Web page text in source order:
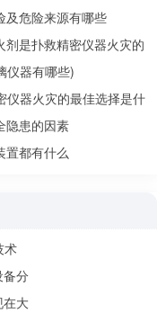
实验室的类型和研究
镜、离心机、PCR
、质谱仪、实时
心机、自动化液处
釜等。这些工具在
合物结构分析等不
室需求而异，这些
及危险来源有哪些
是扑救精密仪器火灾的
仪器有哪些)
仪器火灾的最佳选择是什
隐患的因素
置都有什么
术
备分
在大